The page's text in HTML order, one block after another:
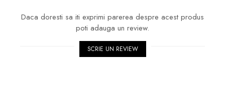
Daca doresti sa iti exprimi parerea despre acest produs
poti adauga un review.
SCRIE UN REVIEW